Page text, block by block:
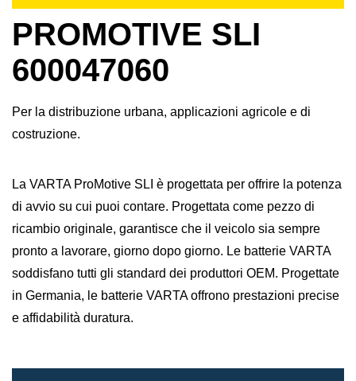
PROMOTIVE SLI
600047060
Per la distribuzione urbana, applicazioni agricole e di
costruzione.
La VARTA ProMotive SLI è progettata per offrire la potenza
di avvio su cui puoi contare. Progettata come pezzo di
ricambio originale, garantisce che il veicolo sia sempre
pronto a lavorare, giorno dopo giorno. Le batterie VARTA
soddisfano tutti gli standard dei produttori OEM. Progettate
in Germania, le batterie VARTA offrono prestazioni precise
e affidabilità duratura.